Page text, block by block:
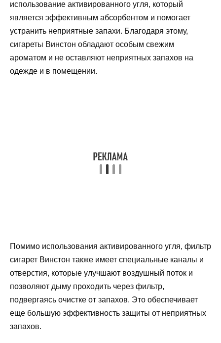
использование активированного угля, который
является эффективным абсорбентом и помогает
устранить неприятные запахи. Благодаря этому,
сигареты Винстон обладают особым свежим
ароматом и не оставляют неприятных запахов на
одежде и в помещении.
Помимо использования активированного угля, фильтр
сигарет Винстон также имеет специальные каналы и
отверстия, которые улучшают воздушный поток и
позволяют дыму проходить через фильтр,
подвергаясь очистке от запахов. Это обеспечивает
еще большую эффективность защиты от неприятных
запахов.